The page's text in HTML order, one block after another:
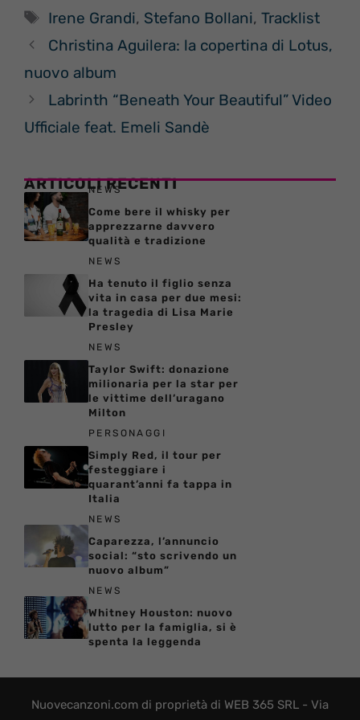
Tag
Irene Grandi, Stefano Bollani,Tracklist
Christina Aguilera: la copertina di Lotus,
nuovo album
Labrinth “Beneath Your Beautiful” Video
Ufficiale feat. Emeli Sandè
ARTICOLI RECENTI
NEWS
Come bere il whisky per
apprezzarne davvero
qualità e tradizione
NEWS
Ha tenuto il figlio senza
vita in casa per due mesi:
la tragedia di Lisa Marie
Presley
NEWS
Taylor Swift: donazione
milionaria per la star per
le vittime dell’uragano
Milton
PERSONAGGI
Simply Red, il tour per
festeggiare i
quarant’anni fa tappa in
Italia
NEWS
Caparezza, l’annuncio
social: “sto scrivendo un
nuovo album”
NEWS
Whitney Houston: nuovo
lutto per la famiglia, si è
spenta la leggenda
Nuovecanzoni.com di proprietà di WEB 365 SRL - Via